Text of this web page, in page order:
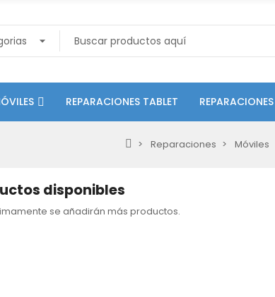
REPARACIONES TABLET
Reparaciones Móviles
disponibles
se añadirán más productos.